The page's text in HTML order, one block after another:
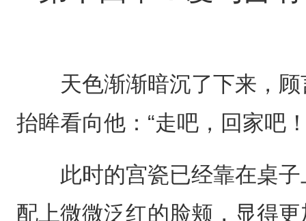
天色渐渐暗沉了下来，顾
抬眸看向他：“走吧，回家吧
此时的宫瓷已经靠在桌子
配上微微泛红的脸颊，显得